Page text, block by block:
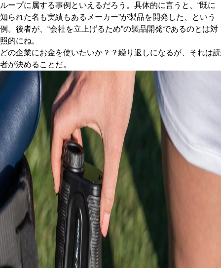
ループに属する事例といえるだろう。具体的に言うと、“既に
知られた名も実績もあるメーカー”が製品を開発した、という
例。後者が、“会社を立上げるため”の製品開発であるのとは対
照的にね。
どの企業にお金を使いたいか？？繰り返しになるが、それは読
者が決めることだ。